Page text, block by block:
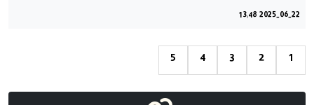
2025-06-22 13:48
1
2
3
4
5